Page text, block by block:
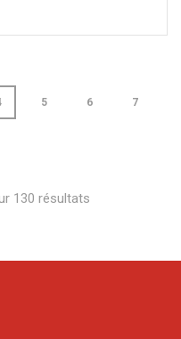
5 6 7
130 résultats